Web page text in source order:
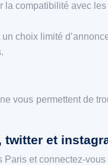
compatibilité avec
choix limité
vous permettent de
twitter et
et connectez-